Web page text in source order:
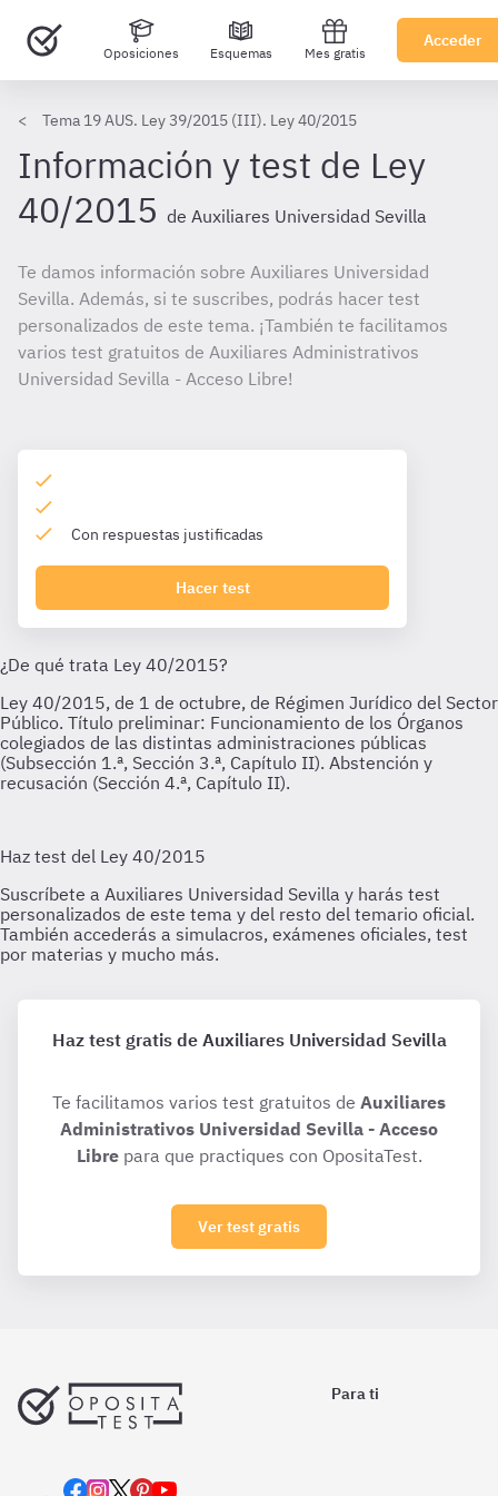
Oposiciones Esquemas Mes gratis
Acceder
Tema 19 AUS. Ley 39/2015 (III). Ley 40/2015
Información y test de Ley
40/2015 de Auxiliares Universidad Sevilla
Te damos información sobre Auxiliares Universidad
Sevilla. Además, si te suscribes, podrás hacer test
personalizados de este tema. ¡También te facilitamos
varios test gratuitos de Auxiliares Administrativos
Universidad Sevilla - Acceso Libre!
Con respuestas justificadas
Hacer test
Haz test gratis de Auxiliares Universidad Sevilla
Te facilitamos varios test gratuitos de Auxiliares
Administrativos Universidad Sevilla - Acceso
Librepara que practiques con OpositaTest.
Ver test gratis
Para ti